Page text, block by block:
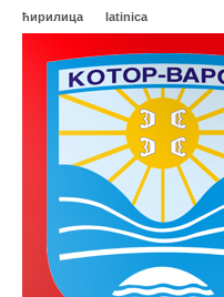
ћирилица latinica